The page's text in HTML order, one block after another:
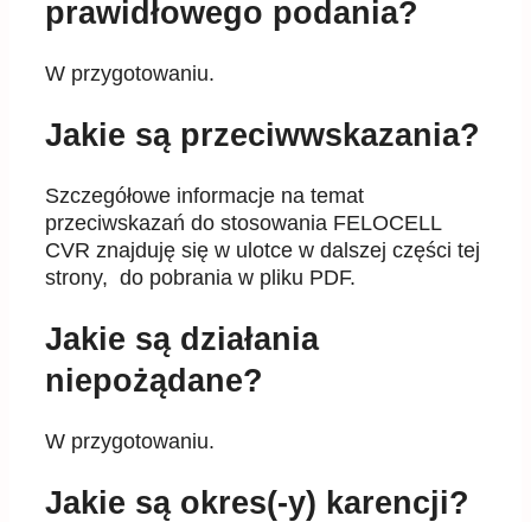
prawidłowego podania?
W przygotowaniu.
Jakie są przeciwwskazania?
Szczegółowe informacje na temat
przeciwskazań do stosowania FELOCELL
CVR znajduję się w ulotce w dalszej części tej
strony, do pobrania w pliku PDF.
Jakie są działania
niepożądane?
W przygotowaniu.
Jakie są okres(-y) karencji?